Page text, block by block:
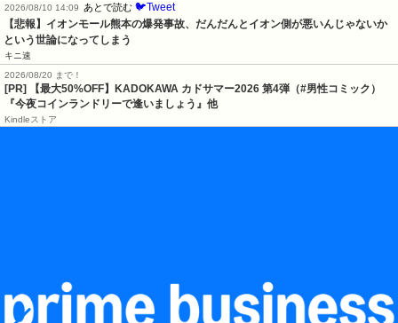
2026/08/10 14:09
あとで読む 🐦Tweet
【悲報】イオンモール熊本の爆発事故、だんだんとイオン側が悪いんじゃないか
という世論になってしまう
キニ速
2026/08/20 まで！
[PR]
【最大50%OFF】KADOKAWA カドサマー2026 第4弾（#男性コミック）
『今夜コインランドリーで逢いましょう』他
Kindleストア